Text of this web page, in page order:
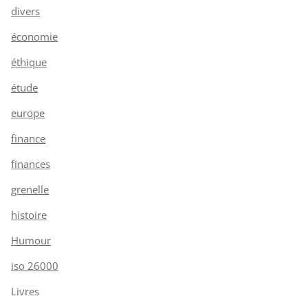
divers
économie
éthique
étude
europe
finance
finances
grenelle
histoire
Humour
iso 26000
Livres